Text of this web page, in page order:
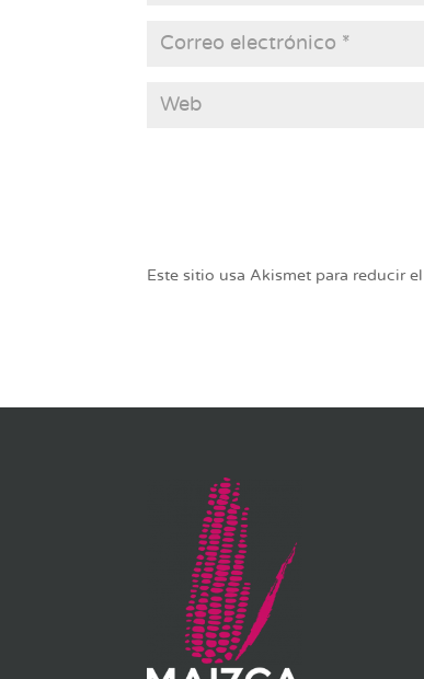
Este sitio usa Akismet para reducir el